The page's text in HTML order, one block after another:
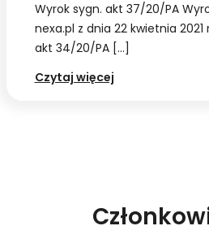
Wyrok sygn. akt 37/20/PA
nexa.pl z dnia 22 kwietnia 2021
akt 34/20/PA […]
Czytaj więcejZestawienie